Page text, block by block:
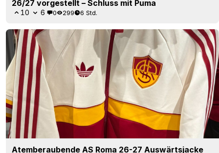
Atemberaubende AS Roma 26-27 Auswärtsjacke
vorgestellt
28 5 0 1.8K 6 Std.